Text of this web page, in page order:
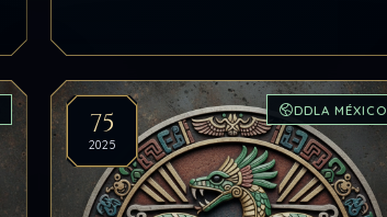
75
2025
DDLA MÉXICO